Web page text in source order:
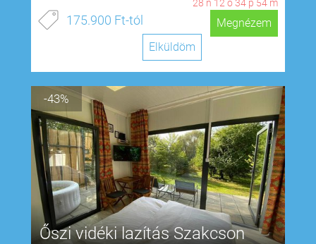
28 n 12 ó34 p 53 m
175.900 Ft-tól
Megnézem
Elküldöm
-43%
Őszi vidéki lazítás Szakcson